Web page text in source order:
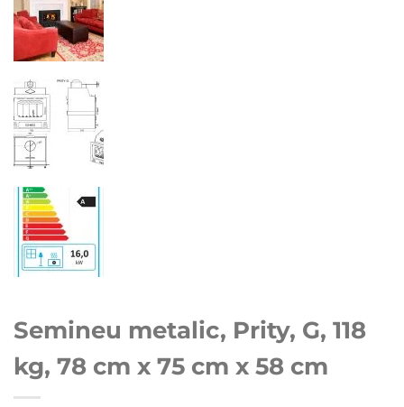
Semineu metalic, Prity, G, 118
kg, 78 cm x 75 cm x 58 cm